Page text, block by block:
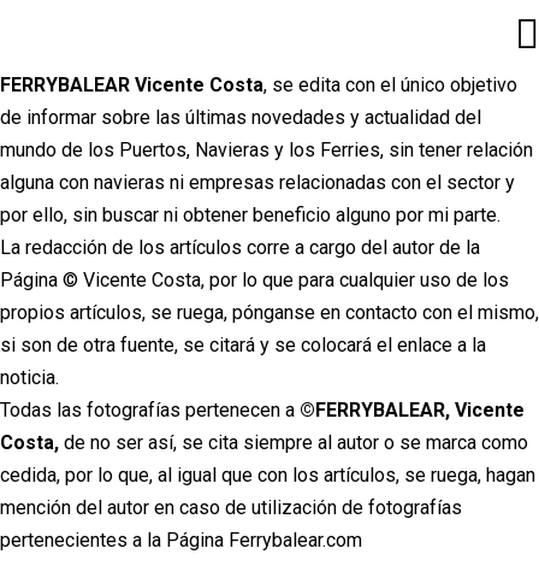
contenido
FERRYBALEAR Vicente Costa, se edita con el único objetivo
de informar sobre las últimas novedades y actualidad del
mundo de los Puertos, Navieras y los Ferries, sin tener relación
alguna con navieras ni empresas relacionadas con el sector y
por ello, sin buscar ni obtener beneficio alguno por mi parte.
La redacción de los artículos corre a cargo del autor de la
Página © Vicente Costa, por lo que para cualquier uso de los
propios artículos, se ruega, pónganse en contacto con el mismo,
si son de otra fuente, se citará y se colocará el enlace a la
noticia.
Todas las fotografías pertenecen a ©FERRYBALEAR, Vicente
Costa, de no ser así, se cita siempre al autor o se marca como
cedida, por lo que, al igual que con los artículos, se ruega, hagan
mención del autor en caso de utilización de fotografías
pertenecientes a la Página Ferrybalear.com